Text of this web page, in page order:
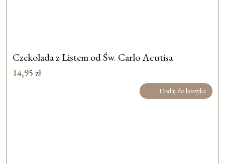
Czekolada z Listem od Św. Carlo Acutisa
14,95 zł
Dodaj do koszyka